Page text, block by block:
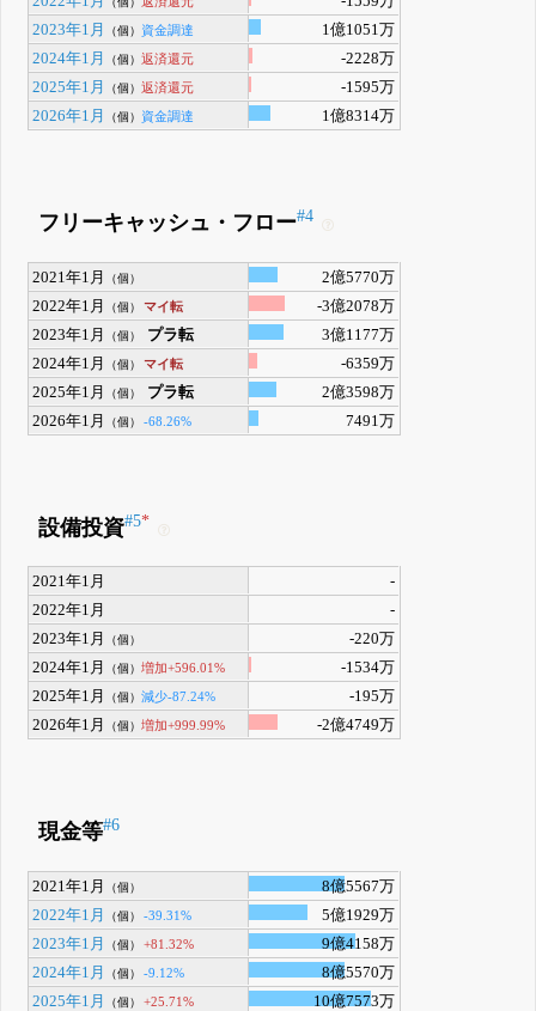
2023年1月
（個） 資金調達
1億1051万
2024年1月
（個）返済還元
-2228万
2025年1月
（個）返済還元
-1595万
2026年1月
（個） 資金調達 1億8314万
フリーキャッシュ・フロー#4
2021年1月 （個）
2億5770万
2022年1月
（個） マイ転
-3億2078万
2023年1月
（個） プラ転
3億1177万
2024年1月
（個） マイ転
-6359万
2025年1月
（個） プラ転
2億3598万
2026年1月
（個） -68.26% 7491万
設備投資#5*
2021年1月
-
2022年1月
-
2023年1月
（個）
-220万
2024年1月
（個）増加+596.01%
-1534万
2025年1月
（個）減少-87.24%
-195万
2026年1月
（個）増加+999.99% -2億4749万
現金等#6
2021年1月 （個）
8億5567万
2022年1月
（個） -39.31%
5億1929万
2023年1月
（個） +81.32%
9億4158万
2024年1月
（個） -9.12%
8億5570万
2025年1月
（個） +25.71%
10億7573万